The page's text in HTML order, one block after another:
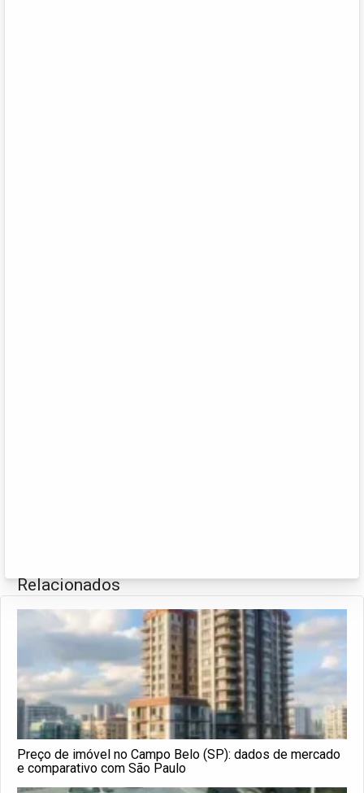
Relacionados
Preço de imóvel no Campo Belo (SP): dados de mercado
e comparativo com São Paulo